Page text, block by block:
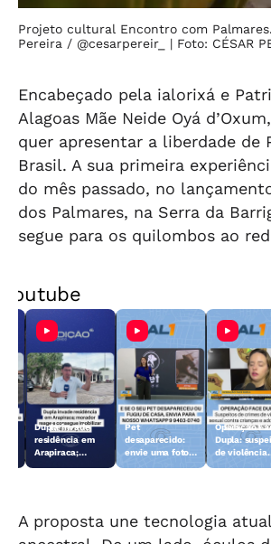
Projeto cultural Encontro com
Pereira / @cesarpereir_ | Foto: CÉSAR
Encabeçado pela ialorixá e
Alagoas Mãe Neide Oyá
quer apresentar a liberdade de
Brasil. A sua primeira
do mês passado, no
dos Palmares, na Serra da
segue para os quilombos ao
Dupla invade
residência em
Arapiraca;
Pet
desaparecido:
envie uma foto
Operação
Dupla:
de violência
A proposta une tecnologia